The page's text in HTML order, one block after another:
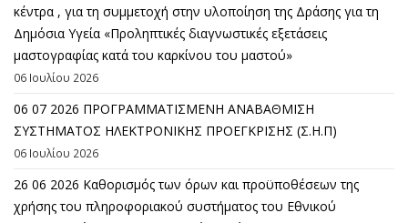
κέντρα , για τη συμμετοχή στην υλοποίηση της Δράσης για τη
Δημόσια Υγεία «Προληπτικές διαγνωστικές εξετάσεις
μαστογραφίας κατά του καρκίνου του μαστού»
06 Ιουλίου 2026
06 07 2026 ΠΡΟΓΡΑΜΜΑΤΙΣΜΕΝΗ ΑΝΑΒΑΘΜΙΣΗ
ΣΥΣΤΗΜΑΤΟΣ ΗΛΕΚΤΡΟΝΙΚΗΣ ΠΡΟΕΓΚΡΙΣΗΣ (Σ.Η.Π)
06 Ιουλίου 2026
26 06 2026 Καθορισμός των όρων και προϋποθέσεων της
χρήσης του πληροφοριακού συστήματος του Εθνικού